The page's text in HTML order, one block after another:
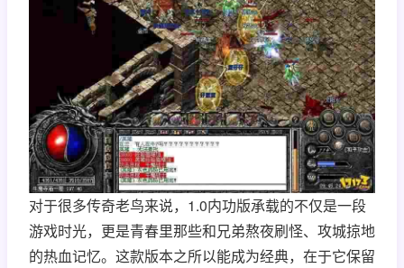
对于很多传奇老鸟来说，1.0内功版承载的不仅是一段
游戏时光，更是青春里那些和兄弟熬夜刷怪、攻城掠地
的热血记忆。这款版本之所以能成为经典，在于它保留